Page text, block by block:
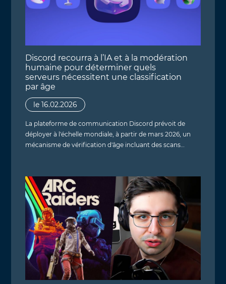
Discord recourra à l’IA et à la modération
humaine pour déterminer quels
serveurs nécessitent une classification
par âge
le 16.02.2026
La plateforme de communication Discord prévoit de
déployer à l'échelle mondiale, à partir de mars 2026, un
mécanisme de vérification d'âge incluant des scans…